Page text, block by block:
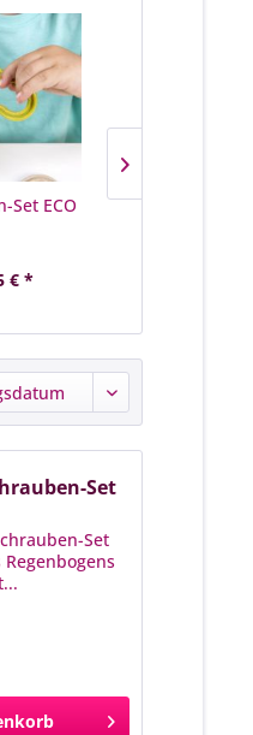
Set ECO
€ *
Set
Set